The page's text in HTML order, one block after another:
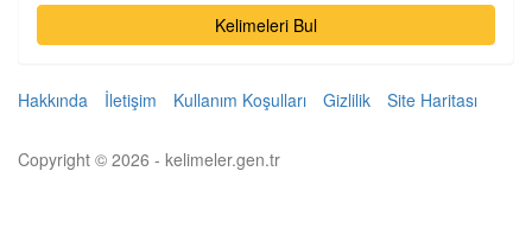
Kelimeleri Bul
Hakkında İletişim Kullanım Koşulları Gizlilik Site Haritası
Copyright © 2026 - kelimeler.gen.tr